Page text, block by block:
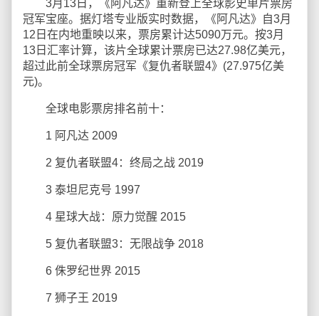
3月13日，《阿凡达》重新登上全球影史单片票房
冠军宝座。据灯塔专业版实时数据，《阿凡达》自3月
12日在内地重映以来，票房累计达5090万元。按3月
13日汇率计算，该片全球累计票房已达27.98亿美元，
超过此前全球票房冠军《复仇者联盟4》(27.975亿美
元)。
全球电影票房排名前十：
1 阿凡达 2009
2 复仇者联盟4：终局之战 2019
3 泰坦尼克号 1997
4 星球大战：原力觉醒 2015
5 复仇者联盟3：无限战争 2018
6 侏罗纪世界 2015
7 狮子王 2019